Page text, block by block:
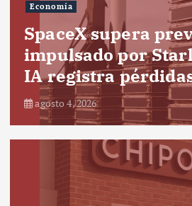
Economía
SpaceX supera
impulsado por
IA registra
agosto 4, 2026